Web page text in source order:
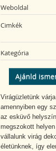
Weboldal
Cimkék
Kategória
Ajánld
Virágüzletünk
amennyiben egy
az esküvő
megszokott
vállalunk virág
életünknek, így